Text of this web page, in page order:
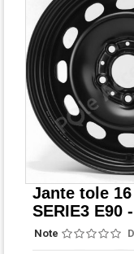
Jante tole
SERIE3 E90
Note